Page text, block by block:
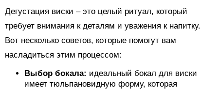
Дегустация виски – это целый ритуал, который
требует внимания к деталям и уважения к напитку.
Вот несколько советов, которые помогут вам
насладиться этим процессом:
Выбор бокала: идеальный бокал для виски
имеет тюльпановидную форму, которая